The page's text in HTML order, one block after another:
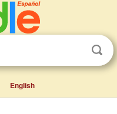
English